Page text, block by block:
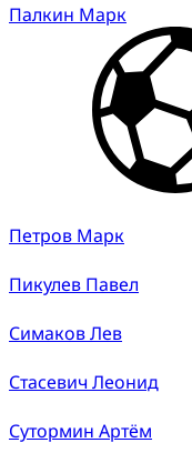
Палкин Марк
Петров Марк
Пикулев Павел
Симаков Лев
Стасевич Леонид
Сутормин Артём